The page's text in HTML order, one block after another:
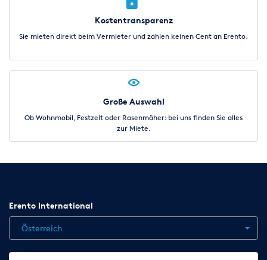
Kostentransparenz
Sie mieten direkt beim Vermieter und zahlen keinen Cent an Erento.
Große Auswahl
Ob Wohnmobil, Festzelt oder Rasenmäher: bei uns finden Sie alles
zur Miete.
Erento International
Österreich